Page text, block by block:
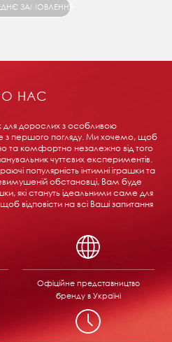
ЗАМОВЛЕННЯ
НАС
для дорослих з особливою
з першого погляду. Ми хочемо, щоб
та комфортно незалежно від того
чуттєвих експериментів.
популярність інтимні іграшки та
обстановці, Вам буде
які стануть ідеальними саме для
відповісти на всі Ваші запитання
Офіційне представництво
бренду в Україні